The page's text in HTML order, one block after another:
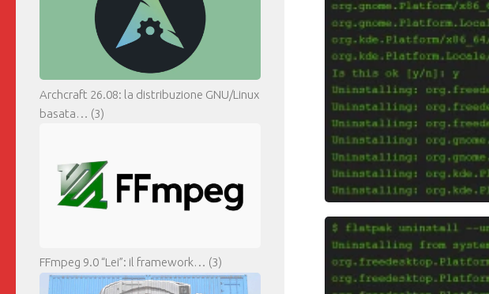
Archcraft 26.08: la distribuzione GNU/Linux
basata… (3)
FFmpeg 9.0 “Lei”: il framework… (3)